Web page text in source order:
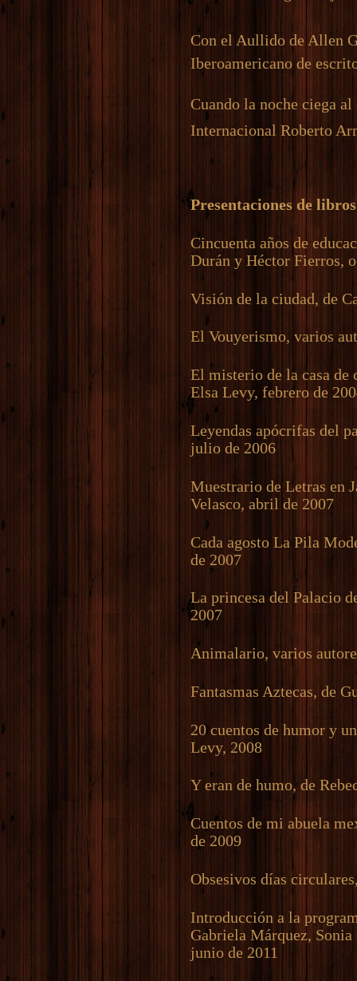
Con el Aullido de Allen
Iberoamericano de
Cuando la noche ciega
Internacional Roberto
Presentaciones de
Cincuenta años de
Durán y Héctor Fierros,
Visión de la ciudad, de
El Vouyerismo, varios
El misterio de la casa de
Elsa Levy, febrero de
Leyendas apócrifas del
julio de 2006
Muestrario de Letras en
Velasco, abril de 2007
Cada agosto La Pila
de 2007
La princesa del Palacio
2007
Animalario, varios
Fantasmas Aztecas, de
20 cuentos de humor y
Levy, 2008
Y eran de humo, de
Cuentos de mi abuela
de 2009
Obsesivos días
Introducción a la
Gabriela Márquez,
junio de 2011